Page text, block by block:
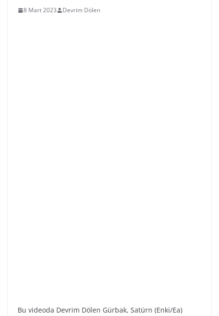
8 Mart 2023 Devrim Dölen
Bu videoda Devrim Dölen Gürbak, Satürn (Enki/Ea)